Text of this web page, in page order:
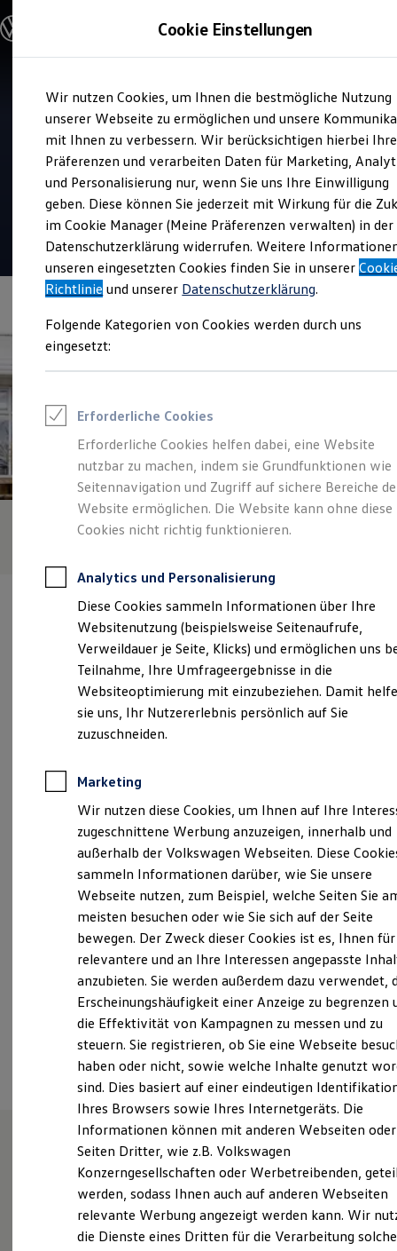
Hauptinhalt
springen
Footer
springen
Modelle und Konfigurator
Modelle vergleichen
Elektroautos
ENERGY Sondermodelle
Nutzfahrzeuge
SUV und CUV
Familienautos
Kombis
Kompaktwagen
Sportwagen
Schnell verfügbare Fahrzeuge
Angebote und Produkte
Aktuelle Angebote
E-Auto-Förderung
Volkswagen Marktplatz
Junge Gebrauchtwagen und Gebrauchtwagen
Volkswagen Zertifizierte Gebrauchtwagen
Zubehör- und Serviceangebote
Leasing
Leasing-Angebote
Gebrauchtwagen Leasing
Junge Gebrauchtwagen-Leasing
Elektroauto Leasing
Kleinwagen-Leasing
Leasing ohne Anzahlung
Finanzierung
Kfz-Versicherung
Restschuldversicherungen
Garantien
Wartungsverträge
Geschäftskunden
Professional Class bei Volkswagen
Großkunden
Behörden
Direktkunden
Sonderfahrzeuge
Anpfiff zum Gewinn
Elektroautos
ID. Tutorials
Der neue ID. Polo
Der ID.4
Der ID.4 GTX
Der ID.5 GTX
Der ID.7 GTX
Der ID.7 Tourer
Der ID.7 GTX Tourer
Der ID. Buzz
Der neue ID. Cross
Elektrofahrzeugkonzepte
ID. EVERY1
Reichweite der ID. Modelle
Reichweite im Winter
Rekuperation
Laden unterwegs
Laden Zuhause
Ladestationen finden
Batterie
Sicherheit
Garantie und Lebensdauer
Nachhaltigkeit
Technologie
Kosten und Kauf
Verkauf und Service
Autohaus Schüler & Co.
GmbH
Top Kundenzufriedenheit Verkauf 2026
5|272 Bewertungen
Verantwortlich für die Inhalte auf dieser Seite ist die Autohaus
Oelsnitzer Straße 65, 08223 Falkenstein
kd.vw@autohaus-schueler.de
+49 3745 78870
Montag- Freitag 07:00 -18:00 Uhr
Samstag
08:00-12:00 Uhr
Sonntag
Geschlossen
Ansprechpartner
Wie können wir
Ihnen weiterhelfen?
Cookie Einstellungen
Wir nutzen Cookies, um Ihnen die bestmögliche Nutzung
unserer Webseite zu ermöglichen und unsere
mit Ihnen zu verbessern. Wir berücksichtigen hierbei Ihre
Präferenzen und verarbeiten Daten für Marketing,
und Personalisierung nur, wenn Sie uns Ihre Einwilligung
geben. Diese können Sie jederzeit mit Wirkung für die
im Cookie Manager (Meine Präferenzen verwalten) in der
Datenschutzerklärung widerrufen. Weitere
unseren eingesetzten Cookies finden Sie in unserer
Richtlinie und unserer Datenschutzerklärung.
Folgende Kategorien von Cookies werden durch uns
eingesetzt:
Erforderliche Cookies
Erforderliche Cookies helfen dabei, eine Website
nutzbar zu machen, indem sie Grundfunktionen wie
Seitennavigation und Zugriff auf sichere Bereiche
Website ermöglichen. Die Website kann ohne diese
Cookies nicht richtig funktionieren.
Analytics und Personalisierung
Diese Cookies sammeln Informationen über Ihre
Websitenutzung (beispielsweise Seitenaufrufe,
Verweildauer je Seite, Klicks) und ermöglichen uns
Teilnahme, Ihre Umfrageergebnisse in die
Websiteoptimierung mit einzubeziehen. Damit
sie uns, Ihr Nutzererlebnis persönlich auf Sie
zuzuschneiden.
Marketing
Wir nutzen diese Cookies, um Ihnen auf Ihre
zugeschnittene Werbung anzuzeigen, innerhalb und
außerhalb der Volkswagen Webseiten. Diese
sammeln Informationen darüber, wie Sie unsere
Webseite nutzen, zum Beispiel, welche Seiten Sie
meisten besuchen oder wie Sie sich auf der Seite
bewegen. Der Zweck dieser Cookies ist es, Ihnen für
relevantere und an Ihre Interessen angepasste
anzubieten. Sie werden außerdem dazu verwendet,
Erscheinungshäufigkeit einer Anzeige zu begrenzen
die Effektivität von Kampagnen zu messen und zu
steuern. Sie registrieren, ob Sie eine Webseite
haben oder nicht, sowie welche Inhalte genutzt
sind. Dies basiert auf einer eindeutigen
Ihres Browsers sowie Ihres Internetgeräts. Die
Informationen können mit anderen Webseiten oder
Seiten Dritter, wie z.B. Volkswagen
Konzerngesellschaften oder Werbetreibenden,
werden, sodass Ihnen auch auf anderen Webseiten
relevante Werbung angezeigt werden kann. Wir
die Dienste eines Dritten für die Verarbeitung